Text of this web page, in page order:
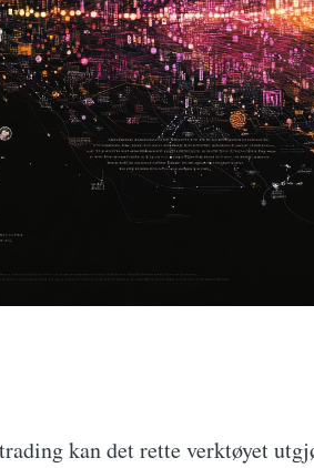
kan det rette verktøyet